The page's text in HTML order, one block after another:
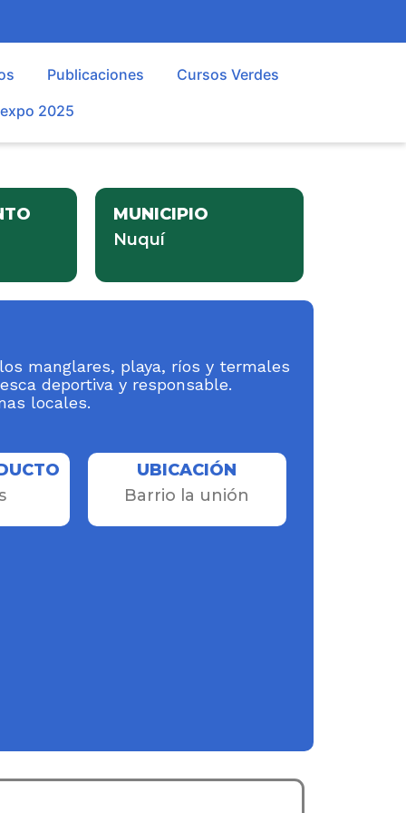
Publicaciones
Cursos Verdes
2025
MUNICIPIO
Nuquí
manglares, playa, ríos y termales
deportiva y responsable.
locales.
UBICACIÓN
Barrio la unión